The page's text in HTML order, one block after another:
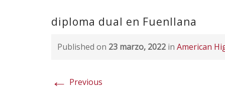
diploma dual en Fuenllana
Published on 23 marzo, 2022 in American
← Previous